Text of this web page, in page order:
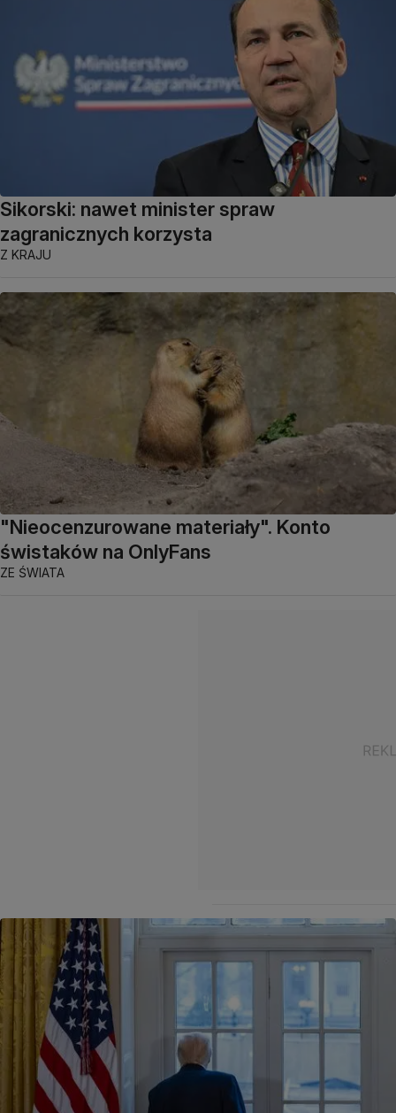
Sikorski: nawet minister spraw
zagranicznych korzysta
Z KRAJU
"Nieocenzurowane materiały". Konto
świstaków na OnlyFans
ZE ŚWIATA